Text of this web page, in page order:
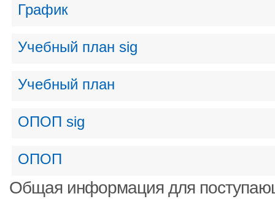
График
Учебный план sig
Учебный план
ОПОП sig
ОПОП
Общая информация для